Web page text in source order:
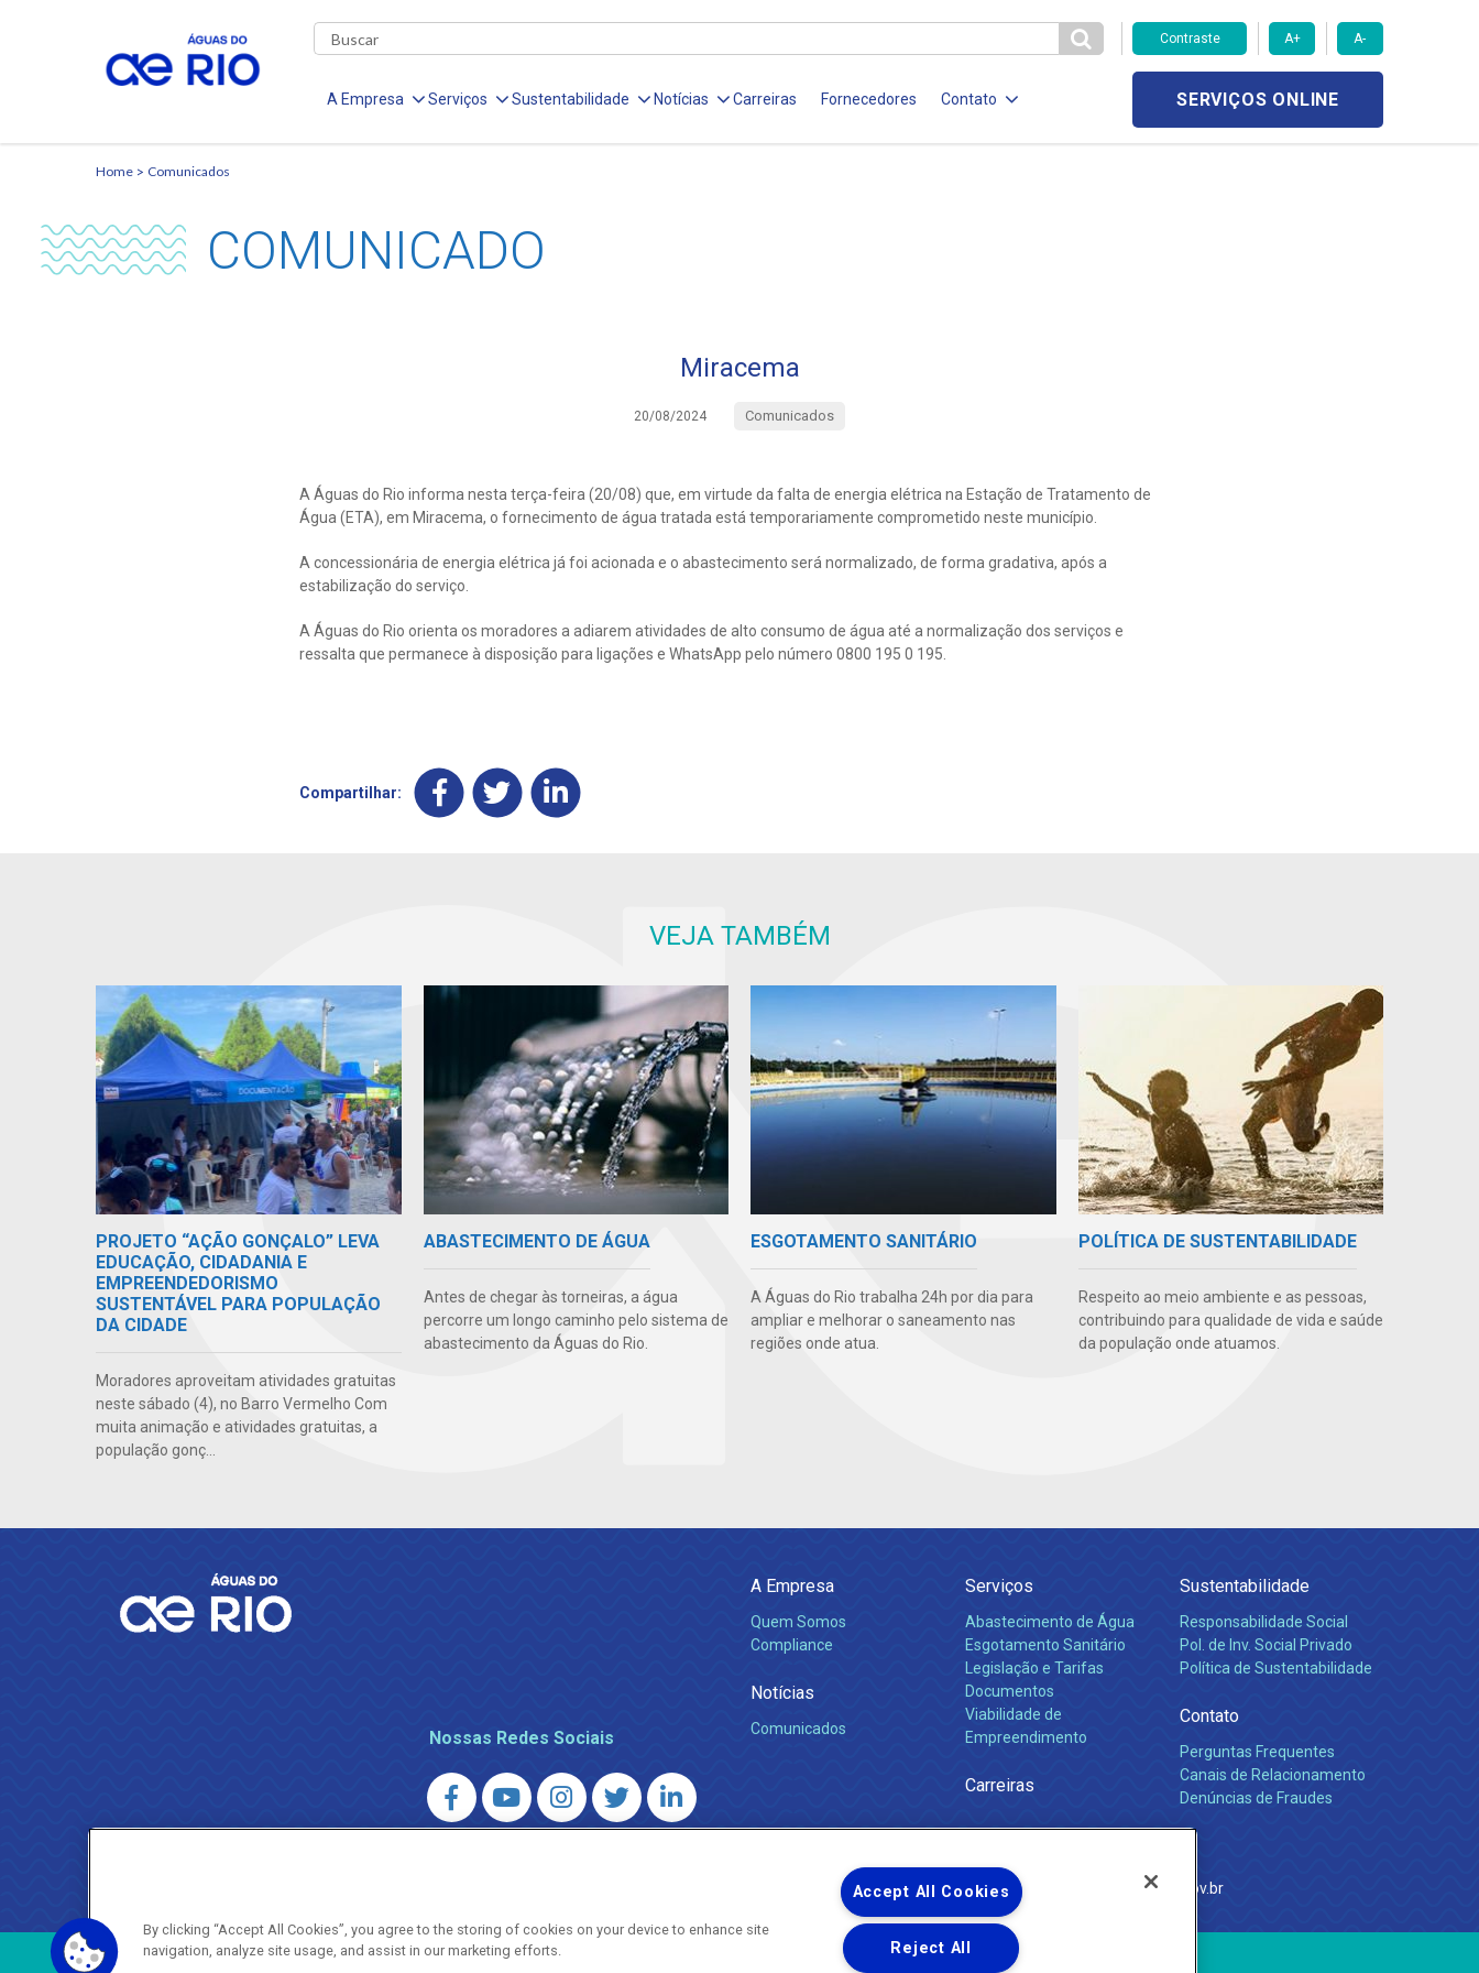
Contraste A+ A-
A Empresa Serviços Sustentabilidade Notícias Carreiras Fornecedores Contato SERVIÇOS ONLINE
Home Comunicados
COMUNICADO
Miracema
20/08/2024 Comunicados
A Águas do Rio informa nesta terça-feira (20/08) que, em virtude da falta de energia elétrica na Estação de Tratamento de
Água (ETA), em Miracema, o fornecimento de água tratada está temporariamente comprometido neste município.
A concessionária de energia elétrica já foi acionada e o abastecimento será normalizado, de forma gradativa, após a
estabilização do serviço.
A Águas do Rio orienta os moradores a adiarem atividades de alto consumo de água até a normalização dos serviços e
ressalta que permanece à disposição para ligações e WhatsApp pelo número 0800 195 0 195.
Compartilhar:
VEJA TAMBÉM
PROJETO “AÇÃO GONÇALO” LEVA
EDUCAÇÃO, CIDADANIA E
EMPREENDEDORISMO
SUSTENTÁVEL PARA POPULAÇÃO
DA CIDADE
Moradores aproveitam atividades gratuitas
neste sábado (4), no Barro Vermelho Com
muita animação e atividades gratuitas, a
população gonç...
ABASTECIMENTO DE ÁGUA
Antes de chegar às torneiras, a água
percorre um longo caminho pelo sistema de
abastecimento da Águas do Rio.
ESGOTAMENTO SANITÁRIO
A Águas do Rio trabalha 24h por dia para
ampliar e melhorar o saneamento nas
regiões onde atua.
POLÍTICA DE SUSTENTABILIDADE
Respeito ao meio ambiente e as pessoas,
contribuindo para qualidade de vida e saúde
da população onde atuamos.
Nossas Redes Sociais
A Empresa
Quem Somos
Compliance
Notícias
Comunicados
Serviços
Abastecimento de Água
Esgotamento Sanitário
Legislação e Tarifas
Documentos
Viabilidade de
Empreendimento
Carreiras
Sustentabilidade
Responsabilidade Social
Pol. de Inv. Social Privado
Política de Sustentabilidade
Contato
Perguntas Frequentes
Canais de Relacionamento
Denúncias de Fraudes
AGENERSA – Agência Reguladora de Energia e Saneamento do Estado do Rio de Janeiro
ouvidoria.agenersa@gmail.com http://www.agenersa.rj.gov.br
By clicking “Accept All Cookies”, you agree to the storing of cookies on your device to enhance site
navigation, analyze site usage, and assist in our marketing efforts.
Accept All Cookies
Reject All